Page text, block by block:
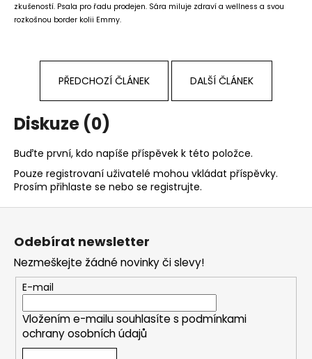
zkušeností. Psala pro řadu prodejen. Sára miluje zdraví a wellness a svou
rozkošnou border kolii Emmy.
PŘEDCHOZÍ ČLÁNEK DALŠÍ ČLÁNEK
Diskuze (0)
Buďte první, kdo napíše příspěvek k této položce.
Pouze registrovaní uživatelé mohou vkládat příspěvky.
Prosím přihlaste se nebo se registrujte.
Odebírat newsletter
Nezmeškejte žádné novinky či slevy!
E-mail
Vložením e-mailu souhlasíte s podmínkami
ochrany osobních údajů